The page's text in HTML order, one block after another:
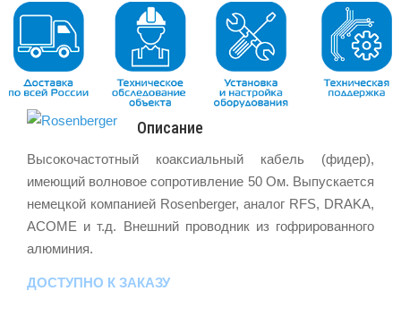
Описание
Высокочастотный коаксиальный кабель (фидер),
имеющий волновое сопротивление 50 Ом. Выпускается
немецкой компанией Rosenberger, аналог RFS, DRAKA,
ACOME и т.д. Внешний проводник из гофрированного
алюминия.
ДОСТУПНО К ЗАКАЗУ